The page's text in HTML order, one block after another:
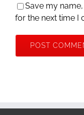
Save my
for the next time I